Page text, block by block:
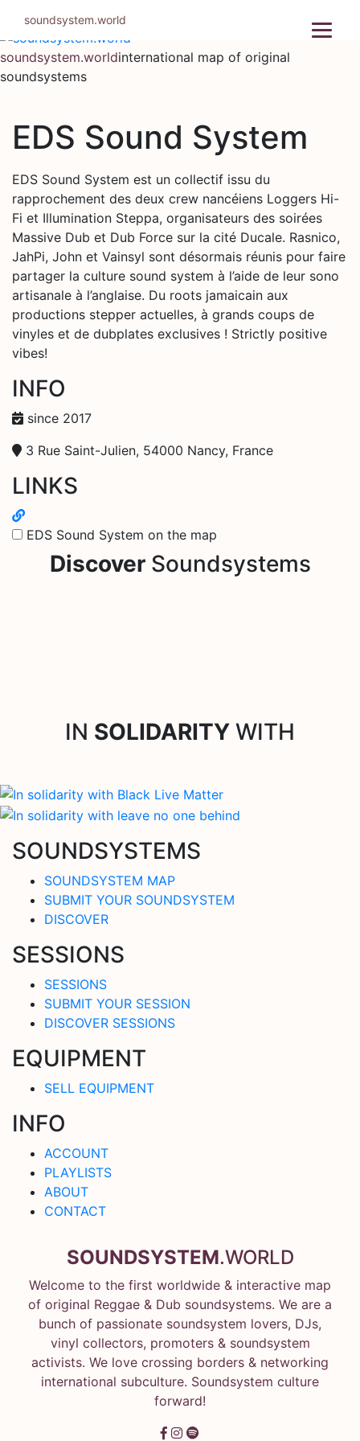
content
soundsystem.worldinternational map of original
soundsystems
EDS Sound System
EDS Sound System est un collectif issu du
rapprochement des deux crew nancéiens Loggers Hi-
Fi et Illumination Steppa, organisateurs des soirées
Massive Dub et Dub Force sur la cité Ducale. Rasnico,
JahPi, John et Vainsyl sont désormais réunis pour faire
partager la culture sound system à l’aide de leur sono
artisanale à l’anglaise. Du roots jamaicain aux
productions stepper actuelles, à grands coups de
vinyles et de dubplates exclusives ! Strictly positive
vibes!
INFO
since 2017
3 Rue Saint-Julien, 54000 Nancy, France
LINKS
EDS Sound System on the map
DiscoverSoundsystems
IN SOLIDARITY WITH
SOUNDSYSTEMS
SOUNDSYSTEM MAP
SUBMIT YOUR SOUNDSYSTEM
DISCOVER
SESSIONS
SESSIONS
SUBMIT YOUR SESSION
DISCOVER SESSIONS
EQUIPMENT
SELL EQUIPMENT
INFO
ACCOUNT
PLAYLISTS
ABOUT
CONTACT
SOUNDSYSTEM.WORLD
Welcome to the first worldwide & interactive map
of original Reggae & Dub soundsystems. We are a
bunch of passionate soundsystem lovers, DJs,
vinyl collectors, promoters & soundsystem
activists. We love crossing borders & networking
international subculture. Soundsystem culture
forward!
soundsystem.world